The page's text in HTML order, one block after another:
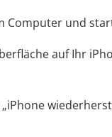
Computer und
auf Ihr